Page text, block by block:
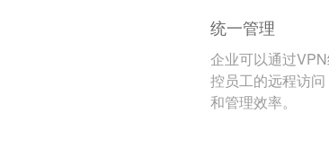
统一管理
企业可以通过
控员工的远程访
和管理效率。